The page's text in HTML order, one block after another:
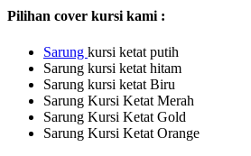
Pilihan cover kursi kami :
Sarung kursi ketat putih
Sarung kursi ketat hitam
Sarung kursi ketat Biru
Sarung Kursi Ketat Merah
Sarung Kursi Ketat Gold
Sarung Kursi Ketat Orange